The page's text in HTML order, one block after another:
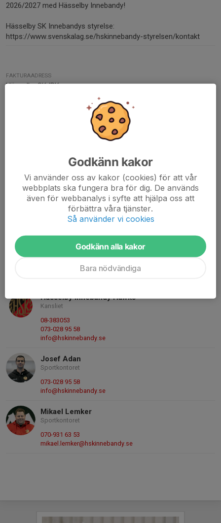
2026/2027 med Hässelby Innebandy!
Hässelby SK Innebandys styrelse:
https://www.svenskalag.se/hskinnebandy-styrelsen/kontakt
FAKTURAADRESS
Hässelby SK IBK
ekonomi@hskinnebandy.se
ORG. NUMMER
802400-9220
SWISH-NUMMER
1236712848
Hässelby Innebandy Hawks
Kansliet
08-383053
073-028 95 58
info@hskinnebandy.se
Josef Adan
Sportkontoret
073-028 95 58
info@hskinnebandy.se
Mikael Lemker
Sportkontoret
070-931 63 53
mikael.lemker@hskinnebandy.se
Godkänn kakor
Vi använder oss av kakor (cookies) för att vår
webbplats ska fungera bra för dig. De används
även för webbanalys i syfte att hjälpa oss att
förbättra våra tjänster.
Så använder vi cookies
Godkänn alla kakor
Bara nödvändiga